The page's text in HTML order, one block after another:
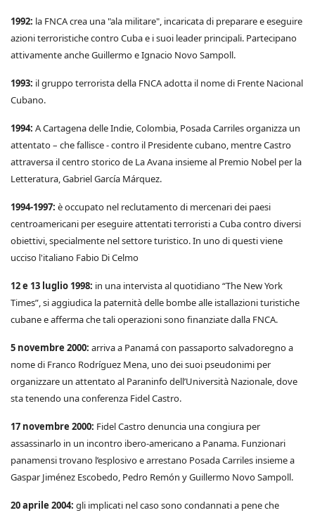
1992: la FNCA crea una "ala militare", incaricata di preparare e eseguire
azioni terroristiche contro Cuba e i suoi leader principali. Partecipano
attivamente anche Guillermo e Ignacio Novo Sampoll.
1993: il gruppo terrorista della FNCA adotta il nome di Frente Nacional
Cubano.
1994: A Cartagena delle Indie, Colombia, Posada Carriles organizza un
attentato – che fallisce - contro il Presidente cubano, mentre Castro
attraversa il centro storico de La Avana insieme al Premio Nobel per la
Letteratura, Gabriel García Márquez.
1994-1997: è occupato nel reclutamento di mercenari dei paesi
centroamericani per eseguire attentati terroristi a Cuba contro diversi
obiettivi, specialmente nel settore turistico. In uno di questi viene
ucciso l'italiano Fabio Di Celmo
12 e 13 luglio 1998: in una intervista al quotidiano “The New York
Times”, si aggiudica la paternità delle bombe alle istallazioni turistiche
cubane e afferma che tali operazioni sono finanziate dalla FNCA.
5 novembre 2000: arriva a Panamá con passaporto salvadoregno a
nome di Franco Rodríguez Mena, uno dei suoi pseudonimi per
organizzare un attentato al Paraninfo dell’Università Nazionale, dove
sta tenendo una conferenza Fidel Castro.
17 novembre 2000: Fidel Castro denuncia una congiura per
assassinarlo in un incontro ibero-americano a Panama. Funzionari
panamensi trovano l’esplosivo e arrestano Posada Carriles insieme a
Gaspar Jiménez Escobedo, Pedro Remón y Guillermo Novo Sampoll.
20 aprile 2004: gli implicati nel caso sono condannati a pene che